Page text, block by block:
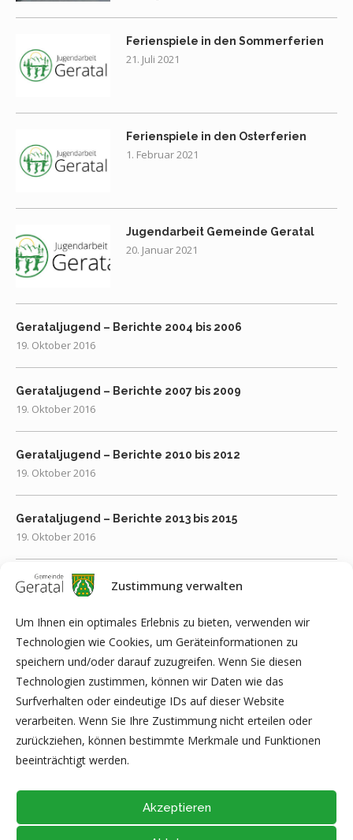
Zustimmung verwalten
Um Ihnen ein optimales Erlebnis zu bieten, verwenden wir
Technologien wie Cookies, um Geräteinformationen zu
speichern und/oder darauf zuzugreifen. Wenn Sie diesen
Technologien zustimmen, können wir Daten wie das
Surfverhalten oder eindeutige IDs auf dieser Website
verarbeiten. Wenn Sie Ihre Zustimmung nicht erteilen oder
zurückziehen, können bestimmte Merkmale und Funktionen
beeinträchtigt werden.
Akzeptieren
Ferienspiele in den Sommerferien
21. Juli 2021
Ferienspiele in den Osterferien
1. Februar 2021
Jugendarbeit Gemeinde Geratal
20. Januar 2021
Gerataljugend – Berichte 2004 bis 2006
19. Oktober 2016
Gerataljugend – Berichte 2007 bis 2009
19. Oktober 2016
Gerataljugend – Berichte 2010 bis 2012
19. Oktober 2016
Gerataljugend – Berichte 2013 bis 2015
19. Oktober 2016
Gerataljugend – Berichte 2016 bis 2018
19. Oktober 2016
Gerataljugend – Berichte 2019 bis 2022
19. Oktober 2016
Gerataljugend
3. Februar 2016